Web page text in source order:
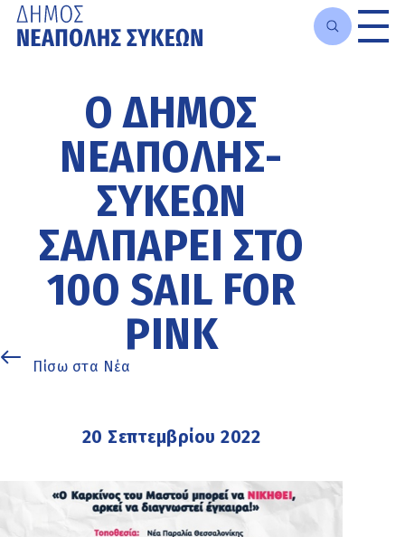
περιεχόμενοΟ ΔΉΜΟΣ
ΝΕΆΠΟΛΗΣ-
ΣΥΚΕΏΝ
ΣΑΛΠΆΡΕΙ ΣΤΟ
10Ο SAIL FOR
PINK
Πίσω στα Νέα
20 Σεπτεμβρίου 2022